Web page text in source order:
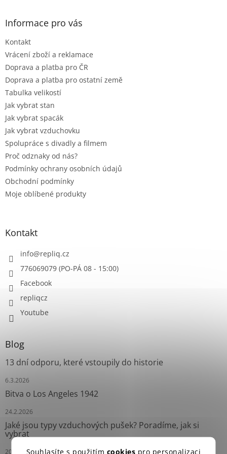
Souhlasíte s použitím cookies pro personalizaci
Informace pro vás
Kontakt
Vrácení zboží a reklamace
Doprava a platba pro ČR
Doprava a platba pro ostatní země
Tabulka velikostí
Jak vybrat stan
Jak vybrat spacák
Jak vybrat vzduchovku
Spolupráce s divadly a filmem
Proč odznaky od nás?
Podmínky ochrany osobních údajů
Obchodní podmínky
Moje oblíbené produkty
Kontakt
info@repliq.cz
776069079 (PO-PÁ 08 - 15:00)
Facebook
repliqcz
Youtube
Blog
13 dní odporu, které vstoupily do historie
6.3.2026
Bitva o Los Angeles 1942
24.2.2026
Jaké jsou typy vzduchových pušek? Poradíme, jak si
vybrat
20.7.2025